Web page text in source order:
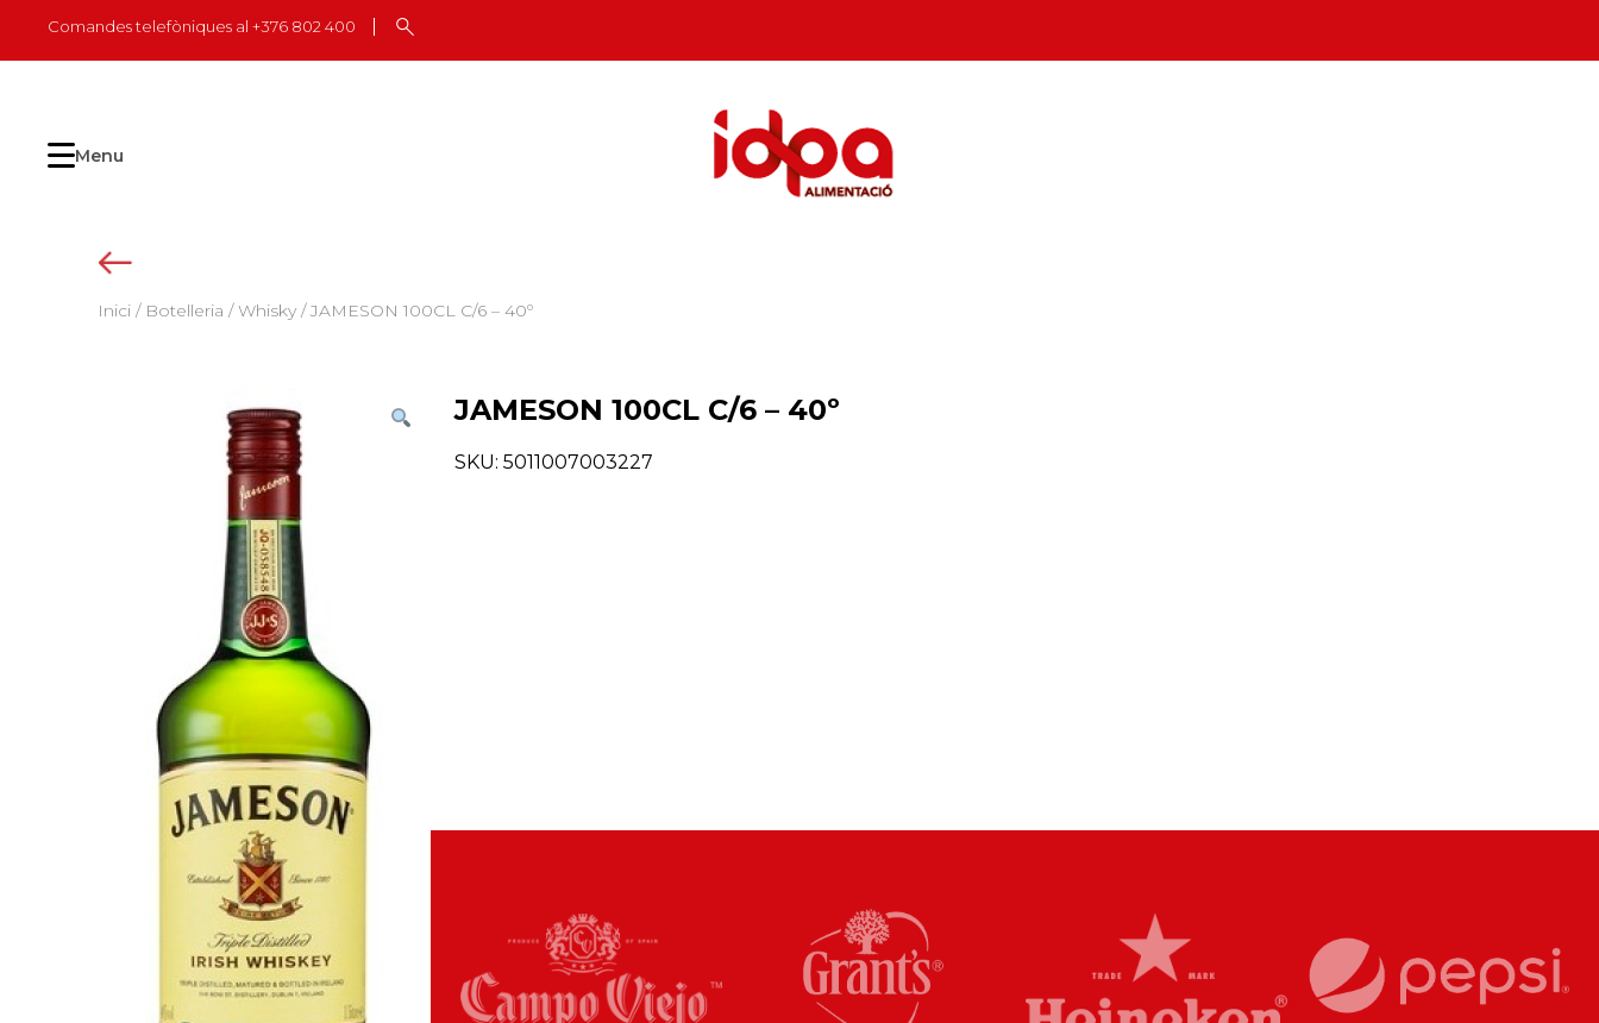
content
Comandes telefòniques al +376 802 400
Menu
Inici / Botelleria /Whisky / JAMESON 100CL C/6 – 40º
JAMESON 100CL C/6 – 40º
SKU: 5011007003227